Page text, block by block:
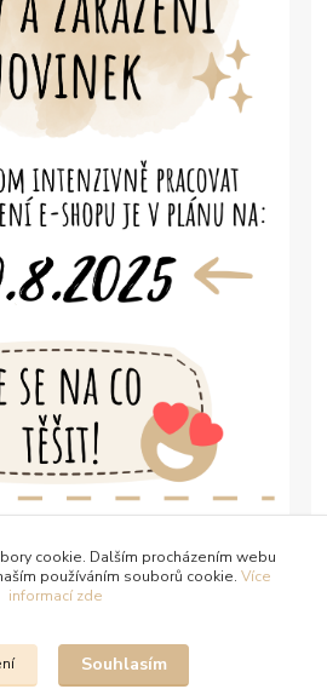
cookie. Dalším procházením webu
používáním souborů cookie. Více
informací zde
Souhlasím